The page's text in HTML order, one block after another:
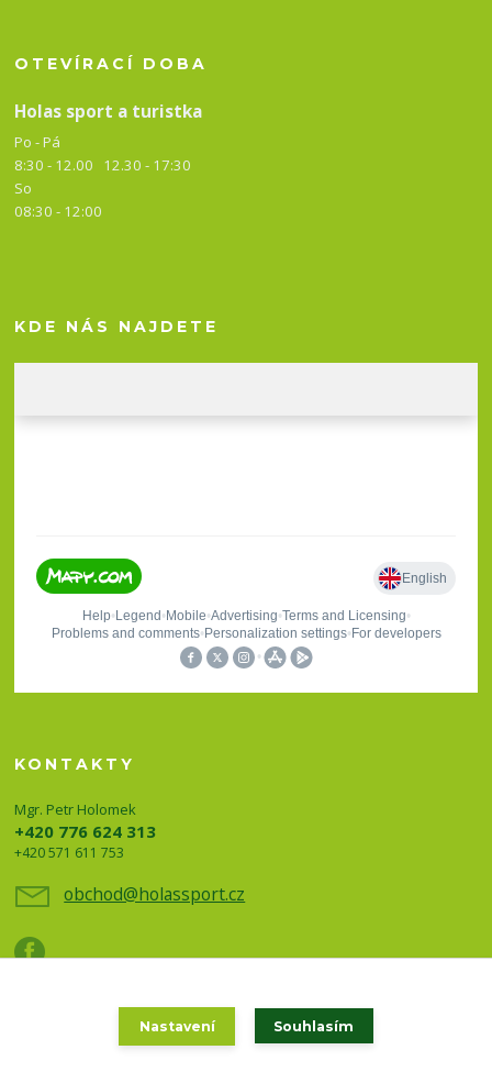
OTEVÍRACÍ DOBA
Holas sport a turistka
Po - Pá
8:30 - 12.00 12.30 - 17:30
So
08:30 - 12:00
KDE NÁS NAJDETE
KONTAKTY
Mgr. Petr Holomek
+420 776 624 313
+420 571 611 753
obchod@holassport.cz
Nastavení Souhlasím